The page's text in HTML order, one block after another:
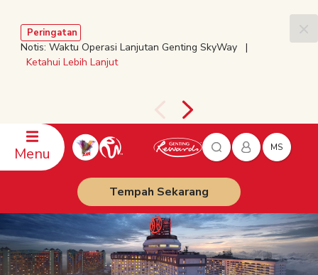
Peringatan
Notis: Waktu Operasi Lanjutan Genting SkyWay |
Ketahui Lebih Lanjut
Menu MS
Tempah Sekarang